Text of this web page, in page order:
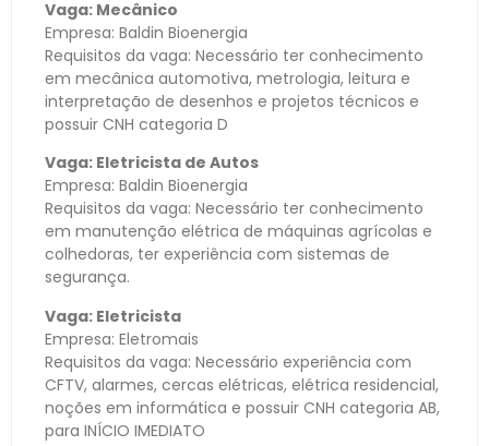
Vaga: Mecânico
Empresa: Baldin Bioenergia
Requisitos da vaga: Necessário ter conhecimento
em mecânica automotiva, metrologia, leitura e
interpretação de desenhos e projetos técnicos e
possuir CNH categoria D
Vaga: Eletricista de Autos
Empresa: Baldin Bioenergia
Requisitos da vaga: Necessário ter conhecimento
em manutenção elétrica de máquinas agrícolas e
colhedoras, ter experiência com sistemas de
segurança.
Vaga: Eletricista
Empresa: Eletromais
Requisitos da vaga: Necessário experiência com
CFTV, alarmes, cercas elétricas, elétrica residencial,
noções em informática e possuir CNH categoria AB,
para INÍCIO IMEDIATO